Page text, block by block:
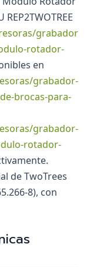
REP2TWOTREE
grabador
rotador-
en
grabador-
brocas-para-
grabador-
rotador-
de TwoTrees
8), con